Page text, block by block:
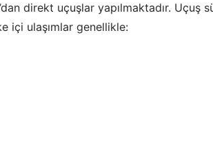
direkt uçuşlar yapılmaktadır. Uçuş
içi ulaşımlar genellikle: